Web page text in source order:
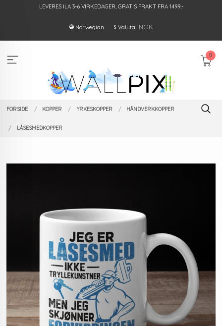
LEVERES ILA 3-6 VIRKEDAGER, GRATIS FRAKT FRA 1499,-
Norwegian Valuta: NOK
0
FORSIDE KOPPER YRKESKOPPER HÅNDVERKKOPPER
LÅSESMEDKOPPER